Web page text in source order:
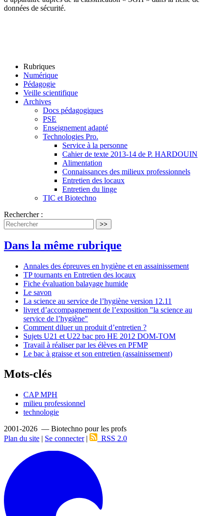
données de sécurité.
Rubriques
Numérique
Pédagogie
Veille scientifique
Archives
Docs pédagogiques
PSE
Enseignement adapté
Technologies Pro.
Service à la personne
Cahier de texte 2013-14 de P. HARDOUIN
Alimentation
Connaissances des milieux professionnels
Entretien des locaux
Entretien du linge
TIC et Biotechno
Rechercher :
>>
Dans la même rubrique
Annales des épreuves en hygiène et en assainissement
TP tournants en Entretien des locaux
Fiche évaluation balayage humide
Le savon
La science au service de l’hygiène version 12.11
livret d’accompagnement de l’exposition "la science au
service de l’hygiène"
Comment diluer un produit d’entretien ?
Sujets U21 et U22 bac pro HE 2012 DOM-TOM
Travail à réaliser par les élèves en PFMP
Le bac à graisse et son entretien (assainissement)
Mots-clés
CAP MPH
milieu professionnel
technologie
2001-2026 — Biotechno pour les profs
Plan du site | Se connecter| RSS 2.0